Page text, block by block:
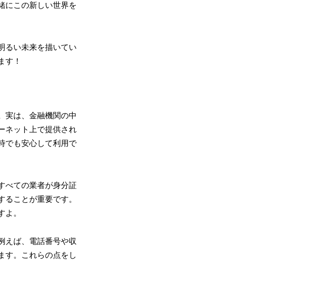
にこの新しい世界を
るい未来を描いてい
す！
実は、金融機関の中
ネット上で提供され
でも安心して利用で
べての業者が身分証
ことが重要です。
。
えば、電話番号や収
す。これらの点をし